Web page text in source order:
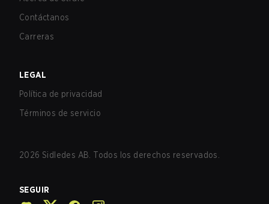
Contáctanos
Carreras
LEGAL
Política de privacidad
Términos de servicio
2026 Sidledes AB. Todos los derechos reservados.
SEGUIR